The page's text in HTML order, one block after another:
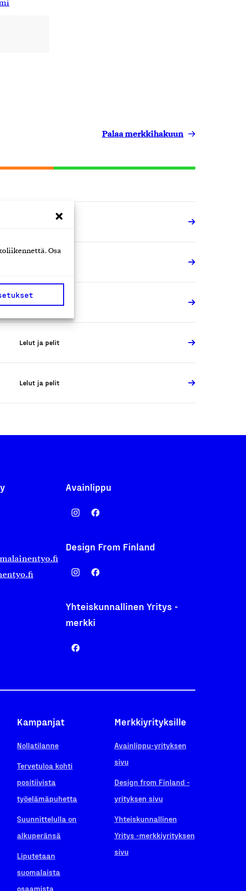
Osa
Palaa merkkihakuun
Lelut ja pelit
Lelut ja pelit
Lelut ja pelit
Avainlippu
Design From Finland
Yhteiskunnallinen Yritys -
merkki
Kampanjat
Nollatilanne
Tervetuloa kohti
positiivista
työelämäpuhetta
Suunnittelulla on
alkuperänsä
Liputetaan
suomalaista
osaamista
Merkkiyrityksille
Avainlippu-yrityksen
sivu
Design from Finland -
yrityksen sivu
Yhteiskunnallinen
Yritys -merkkiyrityksen
sivu